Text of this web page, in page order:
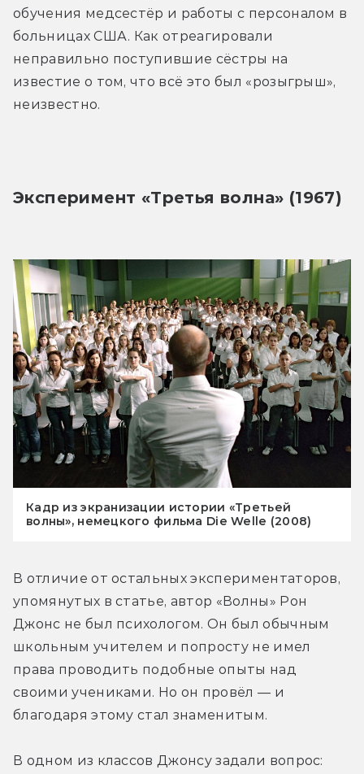
обучения медсестёр и работы с персоналом в
больницах США. Как отреагировали
неправильно поступившие сёстры на
известие о том, что всё это был «розыгрыш»,
неизвестно.
Эксперимент «Третья волна» (1967)
Кадр из экранизации истории «Третьей
волны», немецкого фильма Die Welle (2008)
В отличие от остальных экспериментаторов,
упомянутых в статье, автор «Волны» Рон
Джонс не был психологом. Он был обычным
школьным учителем и попросту не имел
права проводить подобные опыты над
своими учениками. Но он провёл — и
благодаря этому стал знаменитым.
В одном из классов Джонсу задали вопрос: